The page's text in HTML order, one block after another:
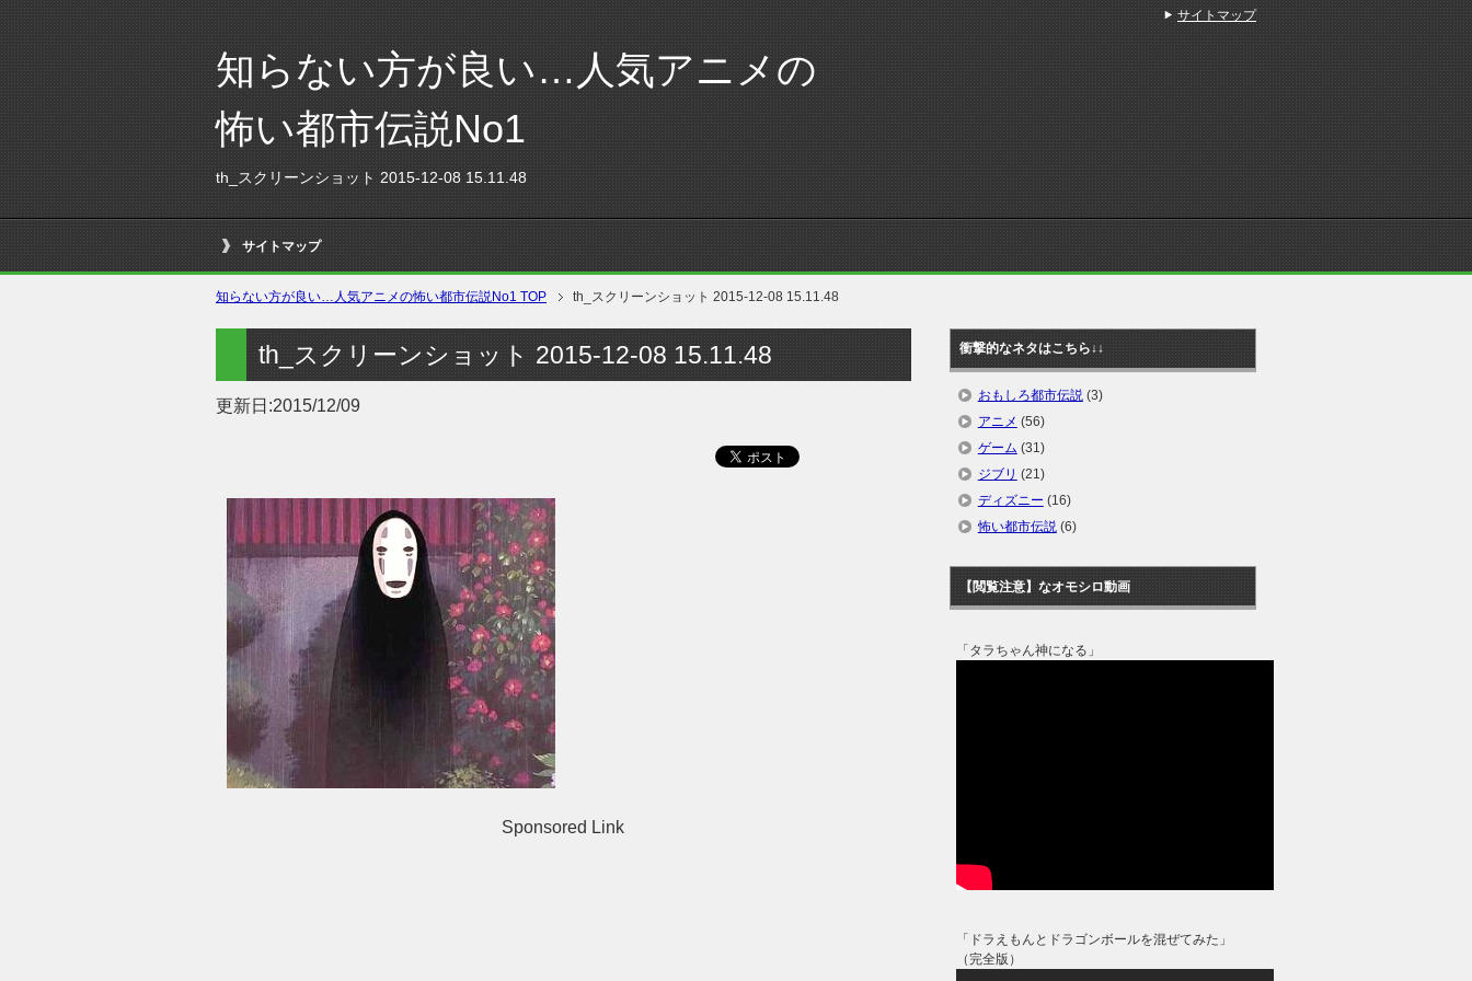
知らない方が良い…人気アニメの
怖い都市伝説No1
th_スクリーンショット 2015-12-08 15.11.48
サイトマップ
知らない方が良い…人気アニメの怖い都市伝説No1 TOP th_スクリーンショット 2015-12-08 15.11.48
th_スクリーンショット 2015-12-08 15.11.48
更新日:2015/12/09
Sponsored Link
衝撃的なネタはこちら↓↓
おもしろ都市伝説(3)
アニメ (56)
ゲーム (31)
ジブリ (21)
ディズニー (16)
怖い都市伝説(6)
【閲覧注意】なオモシロ動画
「タラちゃん神になる」
「ドラえもんとドラゴンボールを混ぜてみた」
（完全版）
サイトマップ